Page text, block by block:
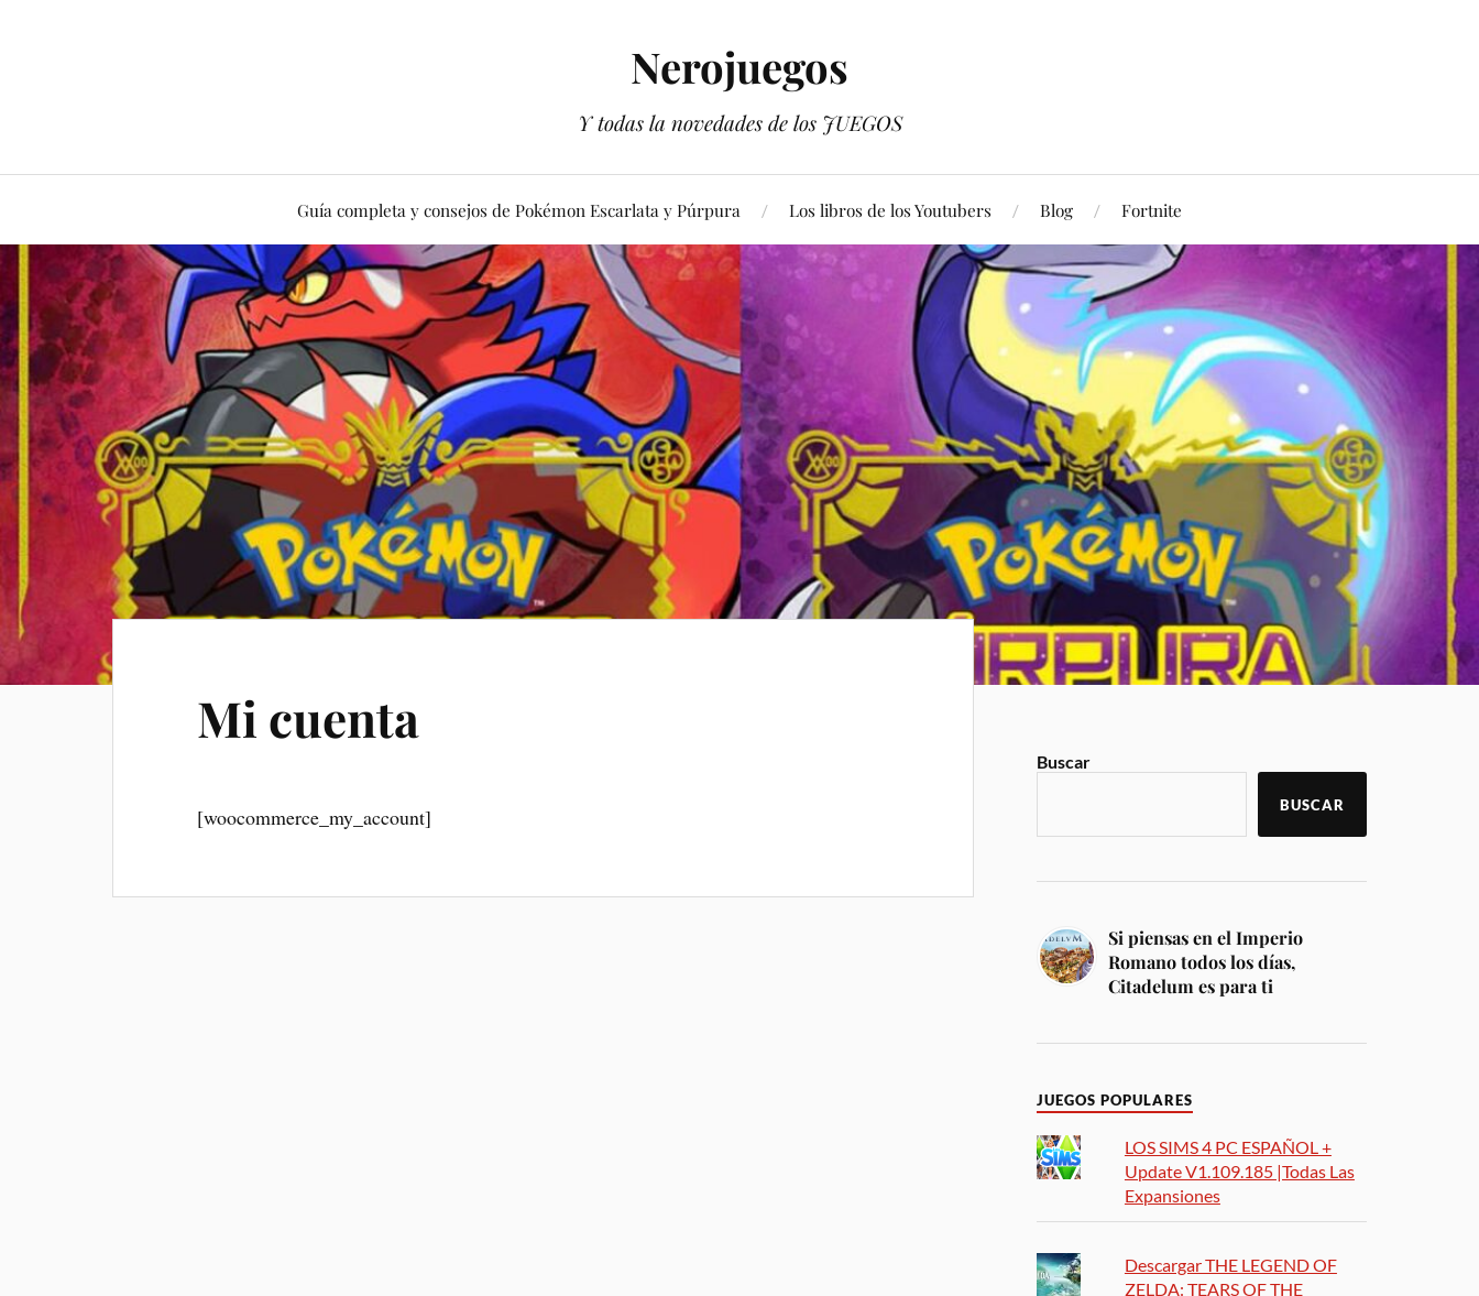
Nerojuegos
Y todas la novedades de los JUEGOS
Guía completa y consejos de Pokémon Escarlata y Púrpura Los libros de los Youtubers Blog Fortnite
Mi cuenta
[woocommerce_my_account]
Buscar
BUSCAR
Si piensas en el Imperio
Romano todos los días,
Citadelum es para ti
JUEGOS POPULARES
LOS SIMS 4 PC ESPAÑOL +
Update V1.109.185 |Todas Las
Expansiones
Descargar THE LEGEND OF
ZELDA: TEARS OF THE